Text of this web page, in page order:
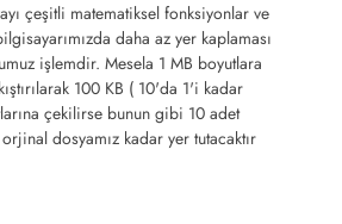
çeşitli matematiksel fonksiyonlar ve
daha az yer kaplaması
işlemdir. Mesela 1 MB boyutlara
100 KB ( 10'da 1'i kadar
çekilirse bunun gibi 10 adet
dosyamız kadar yer tutacaktır